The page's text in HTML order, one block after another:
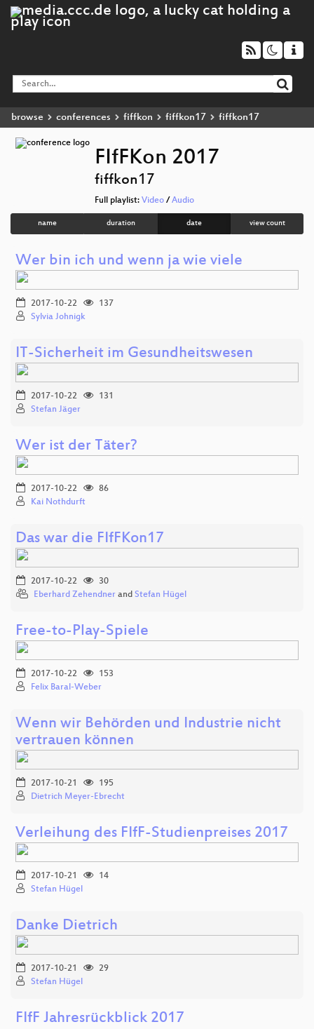
browse conferences fiffkon fiffkon17 fiffkon17
FIfFKon 2017
fiffkon17
Full playlist: Video / Audio
name duration date view count
Wer bin ich und wenn ja wie viele
2017-10-22
137
Sylvia Johnigk
IT-Sicherheit im Gesundheitswesen
2017-10-22
131
Stefan Jäger
Wer ist der Täter?
2017-10-22
86
Kai Nothdurft
Das war die FIfFKon17
2017-10-22
30
Eberhard Zehendner and Stefan Hügel
Free-to-Play-Spiele
2017-10-22
153
Felix Baral-Weber
Wenn wir Behörden und Industrie nicht
vertrauen können
2017-10-21
195
Dietrich Meyer-Ebrecht
Verleihung des FIfF-Studienpreises 2017
2017-10-21
14
Stefan Hügel
Danke Dietrich
2017-10-21
29
Stefan Hügel
FIfF Jahresrückblick 2017